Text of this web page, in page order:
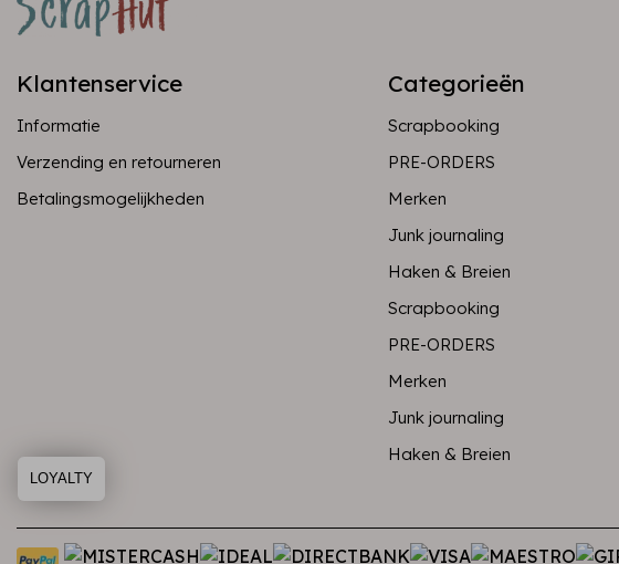
Klantenservice
Informatie
Verzending en retourneren
Betalingsmogelijkheden
Categorieën
Scrapbooking
PRE-ORDERS
Merken
Junk journaling
Haken & Breien
Scrapbooking
PRE-ORDERS
Merken
Junk journaling
Haken & Breien
LOYALTY